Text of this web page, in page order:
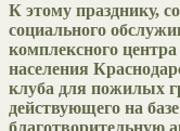
К этому празднику,
социального
комплексного
населения
клуба для пожилых
действующего на
благотворительную